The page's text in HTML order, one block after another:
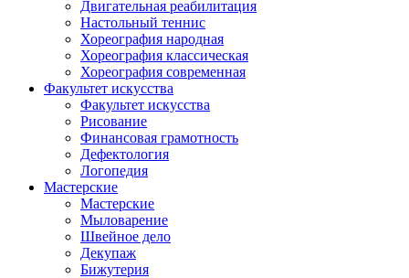
Двигательная реабилитация
Настольный теннис
Хореография народная
Хореография классическая
Хореография современная
Факультет искусства
Факультет искусства
Рисование
Финансовая грамотность
Дефектология
Логопедия
Мастерские
Мастерские
Мыловарение
Швейное дело
Декупаж
Бижутерия